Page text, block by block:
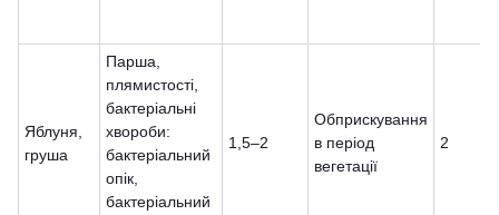
Яблуня,
груша
Парша,
плямистості,
бактеріальні
хвороби:
бактеріальний
опік,
бактеріальний
1,5–2
Обприскування
в період
вегетації
2